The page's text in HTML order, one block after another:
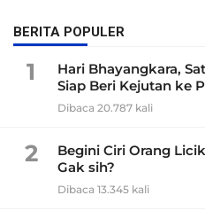
BERITA POPULER
1
Hari Bhayangkara,
Siap Beri Kejutan ke
Dibaca 20.787 kali
2
Begini Ciri Orang
Gak sih?
Dibaca 13.345 kali